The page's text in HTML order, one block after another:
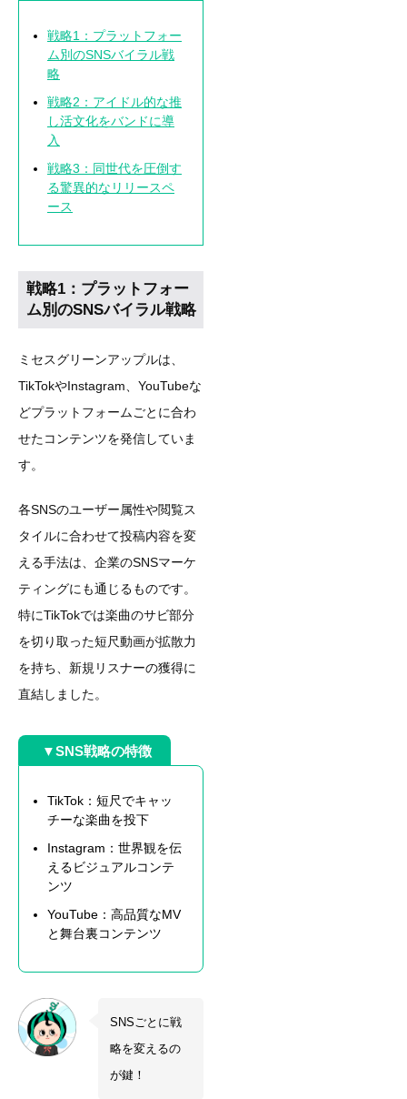
戦略1：プラットフォー
ム別のSNSバイラル戦
略
戦略2：アイドル的な推
し活文化をバンドに導
入
戦略3：同世代を圧倒す
る驚異的なリリースペ
ース
戦略1：プラットフォー
ム別のSNSバイラル戦略
ミセスグリーンアップルは、
TikTokやInstagram、YouTubeな
どプラットフォームごとに合わ
せたコンテンツを発信していま
す。
各SNSのユーザー属性や閲覧ス
タイルに合わせて投稿内容を変
える手法は、企業のSNSマーケ
ティングにも通じるものです。
特にTikTokでは楽曲のサビ部分
を切り取った短尺動画が拡散力
を持ち、新規リスナーの獲得に
直結しました。
▼SNS戦略の特徴
TikTok：短尺でキャッ
チーな楽曲を投下
Instagram：世界観を伝
えるビジュアルコンテ
ンツ
YouTube：高品質なMV
と舞台裏コンテンツ
SNSごとに戦
略を変えるの
が鍵！